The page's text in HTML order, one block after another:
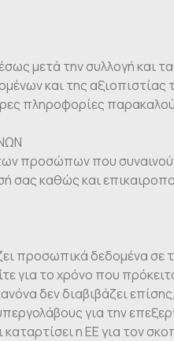
μετά την συλλογή και
και της
πληροφορίες
προσώπων που
σας καθώς και
προσωπικά δεδομένα
για το χρόνο που
δεν διαβιβάζει
για την
η ΕΕ για τον